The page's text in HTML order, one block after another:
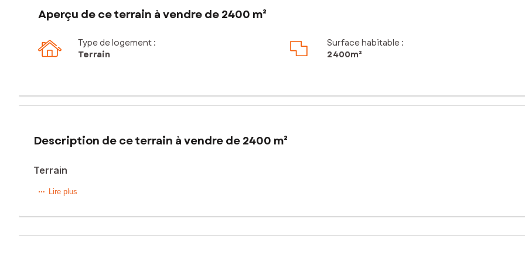
Aperçu de ce terrain à vendre de 2400 m²
Type de logement :
Terrain
Surface habitable :
2 400m²
Description de ce terrain à vendre de 2400 m²
Terrain
Situé dans la commune de Donzac (82340), ce terrain de 2400 m² offre une opportunité idéale pour les entreprises
aisée pour les activités commerciales.
Le terrain entièrement clos de 2400 m² présente un potentiel remarquable pour la construction d'installations adaptées aux
Lire plus